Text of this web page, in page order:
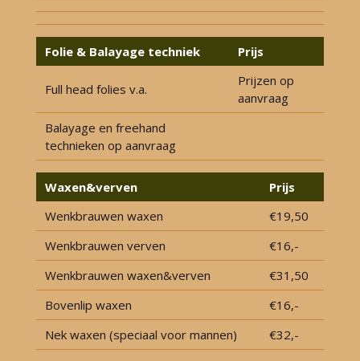
Folie & Balayage techniek Prijs
Full head folies v.a.
Prijzen op
aanvraag
Balayage en freehand
technieken op aanvraag
Waxen&verven
Prijs
Wenkbrauwen waxen
€19,50
Wenkbrauwen verven
€16,-
Wenkbrauwen waxen&verven
€31,50
Bovenlip waxen
€16,-
Nek waxen (speciaal voor mannen)
€32,-